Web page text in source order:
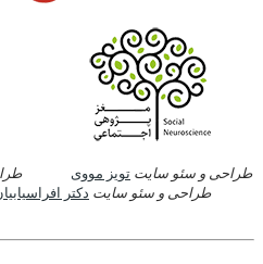
طراحی و سئو سایت تویز مووی
طراحی و سئو سایت دکتر